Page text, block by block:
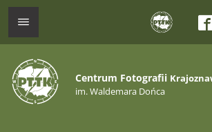
menu
Centrum Fotografii
im. Waldemara Dońca